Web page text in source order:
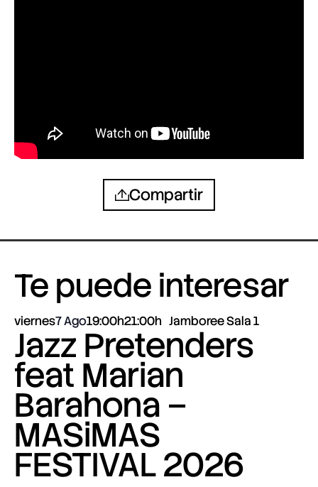
Compartir
Te puede interesar
viernes7 Ago19:00h21:00h Jamboree Sala 1
Jazz Pretenders
feat Marian
Barahona –
MASiMAS
FESTIVAL 2026